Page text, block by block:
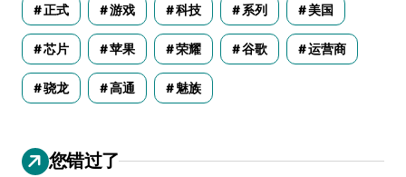
正式 游戏 科技 系列 美国
芯片 苹果 荣耀 谷歌 运营商
骁龙 高通 魅族
您错过了